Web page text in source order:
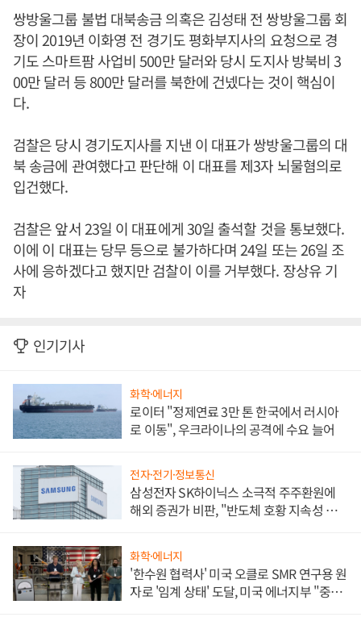
쌍방울그룹 불법 대북송금 의혹은 김성태 전 쌍방울그룹 회
장이 2019년 이화영 전 경기도 평화부지사의 요청으로 경
기도 스마트팜 사업비 500만 달러와 당시 도지사 방북비 3
00만 달러 등 800만 달러를 북한에 건넸다는 것이 핵심이
다.
검찰은 당시 경기도지사를 지낸 이 대표가 쌍방울그룹의 대
북 송금에 관여했다고 판단해 이 대표를 제3자 뇌물혐의로
입건했다.
검찰은 앞서 23일 이 대표에게 30일 출석할 것을 통보했다.
이에 이 대표는 당무 등으로 불가하다며 24일 또는 26일 조
사에 응하겠다고 했지만 검찰이 이를 거부했다. 장상유 기
자
인기기사
화학·에너지
로이터 "정제연료 3만 톤 한국에서 러시아
로 이동", 우크라이나의 공격에 수요 늘어
전자·전기·정보통신
삼성전자 SK하이닉스 소극적 주주환원에
해외 증권가 비판, "반도체 호황 지속성 의
화학·에너지
'한수원 협력사' 미국 오클로 SMR 연구용 원
자로 '임계 상태' 도달, 미국 에너지부 "중요